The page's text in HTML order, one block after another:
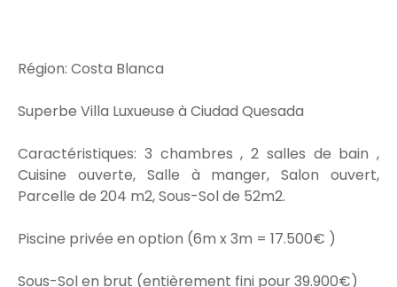
Région: Costa Blanca
Superbe Villa Luxueuse à Ciudad Quesada
Caractéristiques: 3 chambres , 2 salles de bain ,
Cuisine ouverte, Salle à manger, Salon ouvert,
Parcelle de 204 m2, Sous-Sol de 52m2.
Piscine privée en option (6m x 3m = 17.500€ )
Sous-Sol en brut (entièrement fini pour 39.900€)